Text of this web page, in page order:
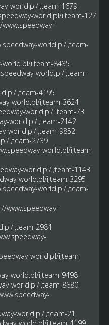
world.pl/i,team-1679
world.pl/i,team-127
world.pl/i,team-
i,team-8435
world.pl/i,team-
i,team-4195
world.pl/i,team-3624
world.pl/i,team-73
world.pl/i,team-2142
world.pl/i,team-9852
i,team-2739
world.pl/i,team-
world.pl/i,team-1143
world.pl/i,team-3295
world.pl/i,team-
www.speedway-
i,team-2984
world.pl/i,team-
world.pl/i,team-9498
world.pl/i,team-8680
world.pl/i,team-21